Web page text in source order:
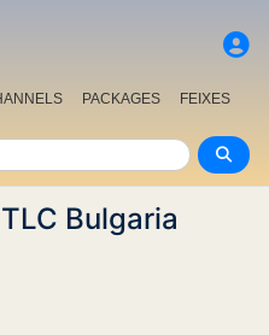
PACKAGES
FEIXES
Bulgaria